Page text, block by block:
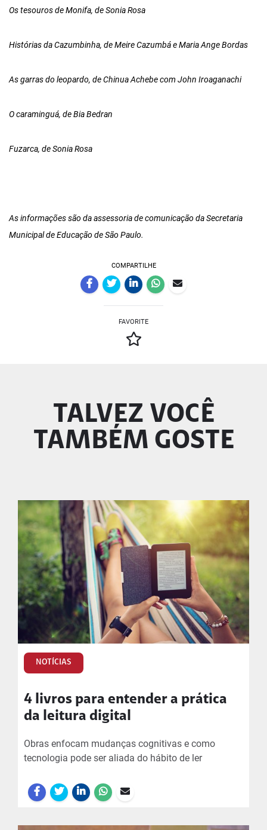
Os tesouros de Monifa, de Sonia Rosa
Histórias da Cazumbinha, de Meire Cazumbá e Maria Ange Bordas
As garras do leopardo, de Chinua Achebe com John Iroaganachi
O caraminguá, de Bia Bedran
Fuzarca, de Sonia Rosa
As informações são da assessoria de comunicação da Secretaria
Municipal de Educação de São Paulo.
COMPARTILHE
FAVORITE
TALVEZ VOCÊ
TAMBÉM GOSTE
NOTÍCIAS
4 livros para entender a prática
da leitura digital
Obras enfocam mudanças cognitivas e como
tecnologia pode ser aliada do hábito de ler